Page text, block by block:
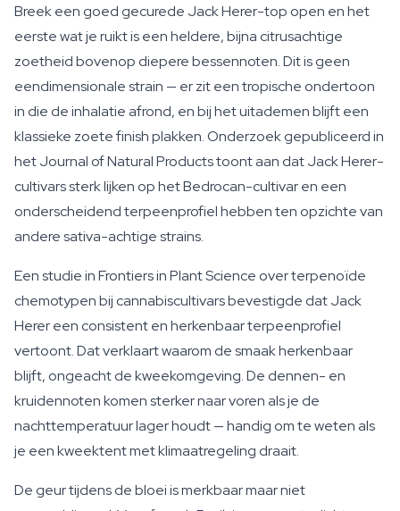
Breek een goed gecurede Jack Herer-top open en het
eerste wat je ruikt is een heldere, bijna citrusachtige
zoetheid bovenop diepere bessennoten. Dit is geen
eendimensionale strain — er zit een tropische ondertoon
in die de inhalatie afrond, en bij het uitademen blijft een
klassieke zoete finish plakken. Onderzoek gepubliceerd in
het Journal of Natural Products toont aan dat Jack Herer-
cultivars sterk lijken op het Bedrocan-cultivar en een
onderscheidend terpeenprofiel hebben ten opzichte van
andere sativa-achtige strains.
Een studie in Frontiers in Plant Science over terpenoïde
chemotypen bij cannabiscultivars bevestigde dat Jack
Herer een consistent en herkenbaar terpeenprofiel
vertoont. Dat verklaart waarom de smaak herkenbaar
blijft, ongeacht de kweekomgeving. De dennen- en
kruidennoten komen sterker naar voren als je de
nachttemperatuur lager houdt — handig om te weten als
je een kweektent met klimaatregeling draait.
De geur tijdens de bloei is merkbaar maar niet